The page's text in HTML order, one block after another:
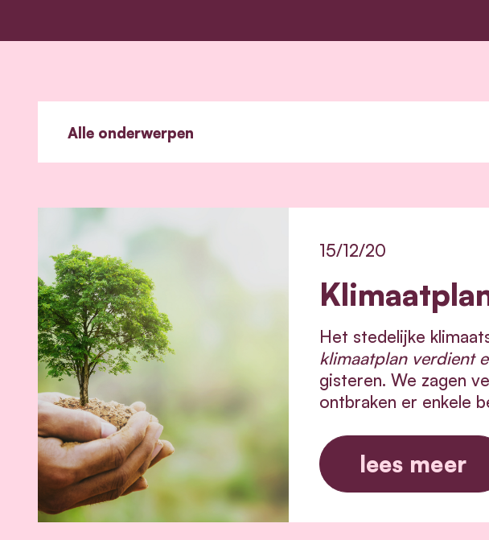
15/12/20
Het stedelijke
klimaatplan verdient
gisteren. We zagen
ontbraken er enkele
lees meer